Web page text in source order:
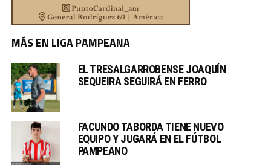
MÁS EN LIGA PAMPEANA
EL TRESALGARROBENSE JOAQUÍN
SEQUEIRA SEGUIRÁ EN FERRO
FACUNDO TABORDA TIENE NUEVO
EQUIPO Y JUGARÁ EN EL FÚTBOL
PAMPEANO